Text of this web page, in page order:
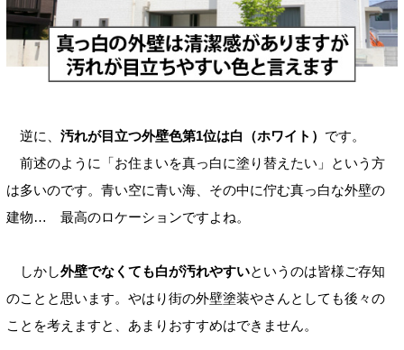
逆に、 汚れが目立つ外壁色第1位は白（ホワイト） です。
前述のように「お住まいを真っ白に塗り替えたい」という方
は多いのです。青い空に青い海、その中に佇む真っ白な外壁の
建物… 最高のロケーションですよね。
しかし外壁でなくても白が汚れやすいというのは皆様ご存知
のことと思います。やはり街の外壁塗装やさんとしても後々の
ことを考えますと、あまりおすすめはできません。